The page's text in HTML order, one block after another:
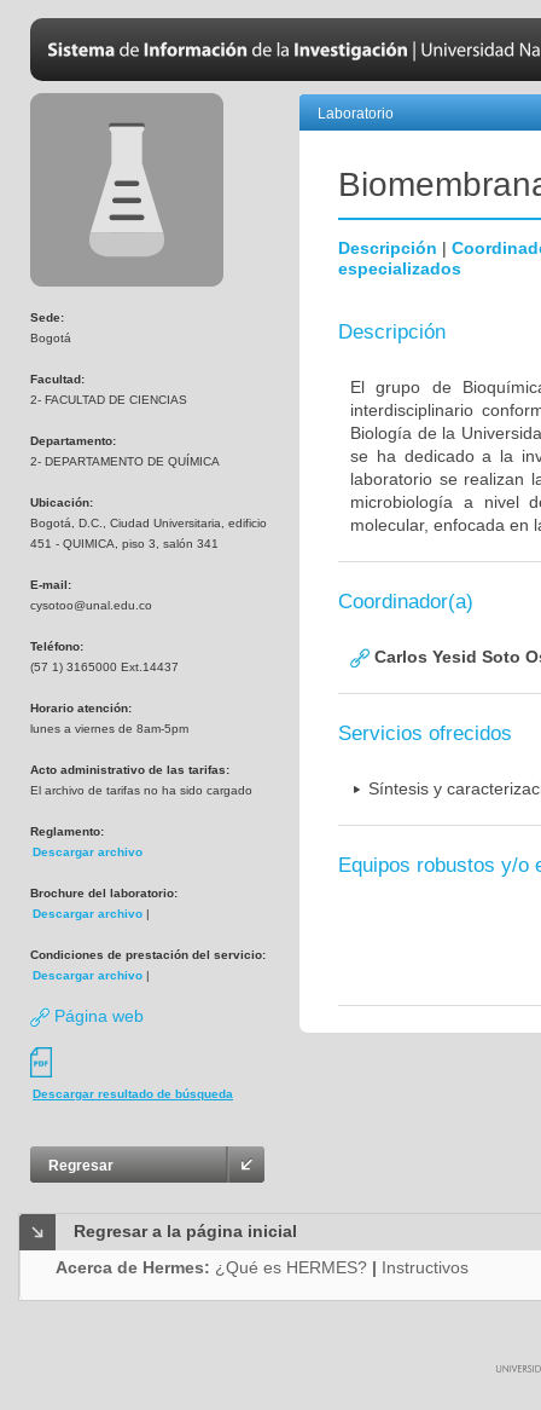
Sede:
Bogotá
Facultad:
2- FACULTAD DE CIENCIAS
Departamento:
2- DEPARTAMENTO DE QUÍMICA
Ubicación:
Bogotá, D.C., Ciudad Universitaria, edificio
451 - QUIMICA, piso 3, salón 341
E-mail:
cysotoo@unal.edu.co
Teléfono:
(57 1) 3165000 Ext.14437
Horario atención:
lunes a viernes de 8am-5pm
Acto administrativo de las tarifas:
El archivo de tarifas no ha sido cargado
Reglamento:
Descargar archivo
Brochure del laboratorio:
Descargar archivo |
Condiciones de prestación del servicio:
Descargar archivo |
Página web
Descargar resultado de búsqueda
Regresar
Laboratorio
Descripción |
especializados
Descripción
El grupo de
interdisciplinario
Biología de la
se ha dedicado a la
laboratorio se realizan
microbiología a nivel
molecular, enfocada en
Coordinador(a)
Carlos Yesid Soto
Servicios ofrecidos
Síntesis y
Equipos robustos y/o
Regresar a la página inicial
Acerca de Hermes: ¿Qué es HERMES? | Instructivos